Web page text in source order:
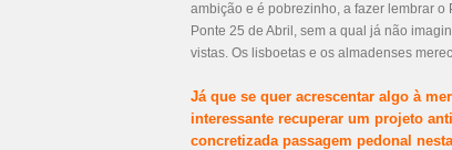
ambição e é pobrezinho, a fazer lembrar
Ponte 25 de Abril, sem a qual já não
vistas. Os lisboetas e os almadenses
Já que se quer acrescentar algo à
interessante recuperar um projeto
concretizada passagem pedonal